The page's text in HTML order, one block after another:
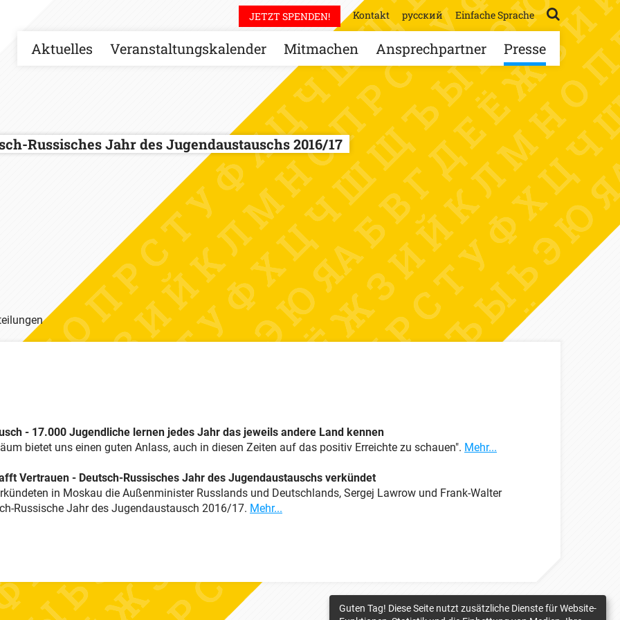
Aktuelles Veranstaltungskalender Mitmachen Ansprechpartner Presse
JETZT SPENDEN! Kontakt русский Einfache Sprache
Russisches Jahr des Jugendaustauschs 2016/17
- 17.000 Jugendliche lernen jedes Jahr das jeweils andere Land kennen
bietet uns einen guten Anlass, auch in diesen Zeiten auf das positiv Erreichte zu schauen". Mehr...
Vertrauen - Deutsch-Russisches Jahr des Jugendaustauschs verkündet
in Moskau die Außenminister Russlands und Deutschlands, Sergej Lawrow und Frank-Walter
Russische Jahr des Jugendaustausch 2016/17. Mehr...
Guten Tag! Diese Seite nutzt zusätzliche Dienste für Website-